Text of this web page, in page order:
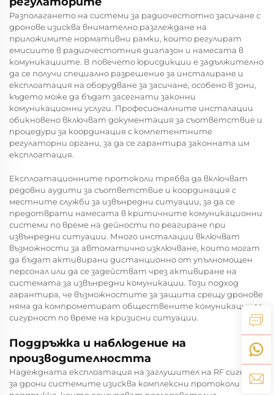
Разполагането на системи за радиочестотно засичане с
дронове изисква внимателно разглеждане на
приложимите нормативни рамки, които регулират
емисиите в радиочестотния диапазон и намесата в
комуникациите. В повечето юрисдикции е задължително
да се получи специално разрешение за инсталиране и
експлоатация на оборудване за засичане, особено в зони,
където може да бъдат засегнати законни
комуникационни услуги. Професионалните инсталации
обикновено включват документация за съответствие и
процедури за координация с компетентните
регулаторни органи, за да се гарантира законната им
експлоатация.
Експлоатационните протоколи трябва да включват
редовни аудити за съответствие и координация с
местните служби за извънредни ситуации, за да се
предотврати намесата в критичните комуникационни
системи по време на дейности по реагиране при
извънредни ситуации. Много инсталации включват
възможности за автоматично изключване, които могат
да бъдат активирани дистанционно от упълномощен
персонал или да се задействат чрез активиране на
системата за извънредни комуникации. Този подход
гарантира, че възможностите за защита срещу дронове
няма да компрометират обществените комуникации за
сигурност по време на кризисни ситуации.
Поддръжка и наблюдение на
производителността
Надеждната експлоатация на заглушител на RF сигнали
за дрони системите изисква комплексни протоколи за